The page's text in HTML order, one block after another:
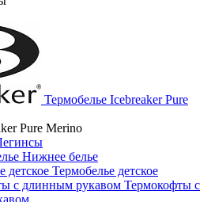
Термобелье Icebreaker Pure
Pure Merino
Нижнее белье
Термобелье детское
Термокофты с